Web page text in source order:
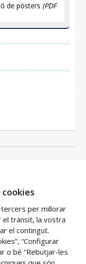
de pòsters (PDF
per millorar
el trànsit, la vostra
el contingut.
“Configurar
o bé “Rebutjar-les